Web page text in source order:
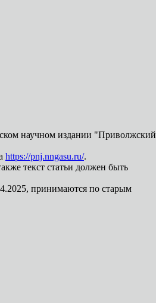
научном издании "Приволжский
https://pnj.nngasu.ru/.
текст статьи должен быть
принимаются по старым